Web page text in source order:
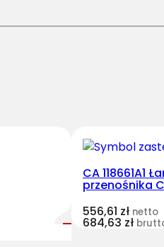
CA 118661A1
przenośnika
556,61 zł netto
684,63 zł